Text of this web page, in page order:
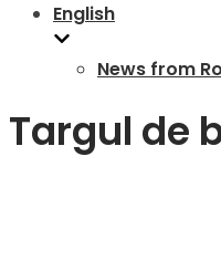
English
News from
Targul de